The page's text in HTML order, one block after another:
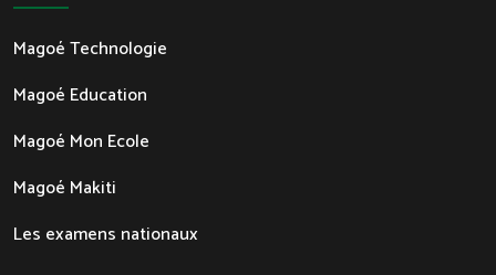
Magoé Technologie
Magoé Education
Magoé Mon Ecole
Magoé Makiti
Les examens nationaux